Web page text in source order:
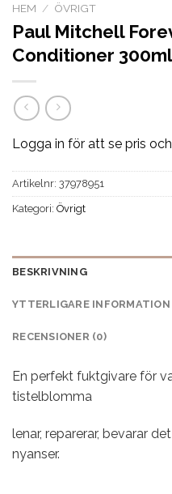
HEM / ÖVRIGT
Paul Mitchell
Conditioner 300ml
Logga in för att se pris
Artikelnr: 37978951
Kategori: Övrigt
BESKRIVNING
YTTERLIGARE INFORMATION
RECENSIONER (0)
En perfekt fuktgivare för
tistelblomma
lenar, reparerar, bevarar
nyanser.